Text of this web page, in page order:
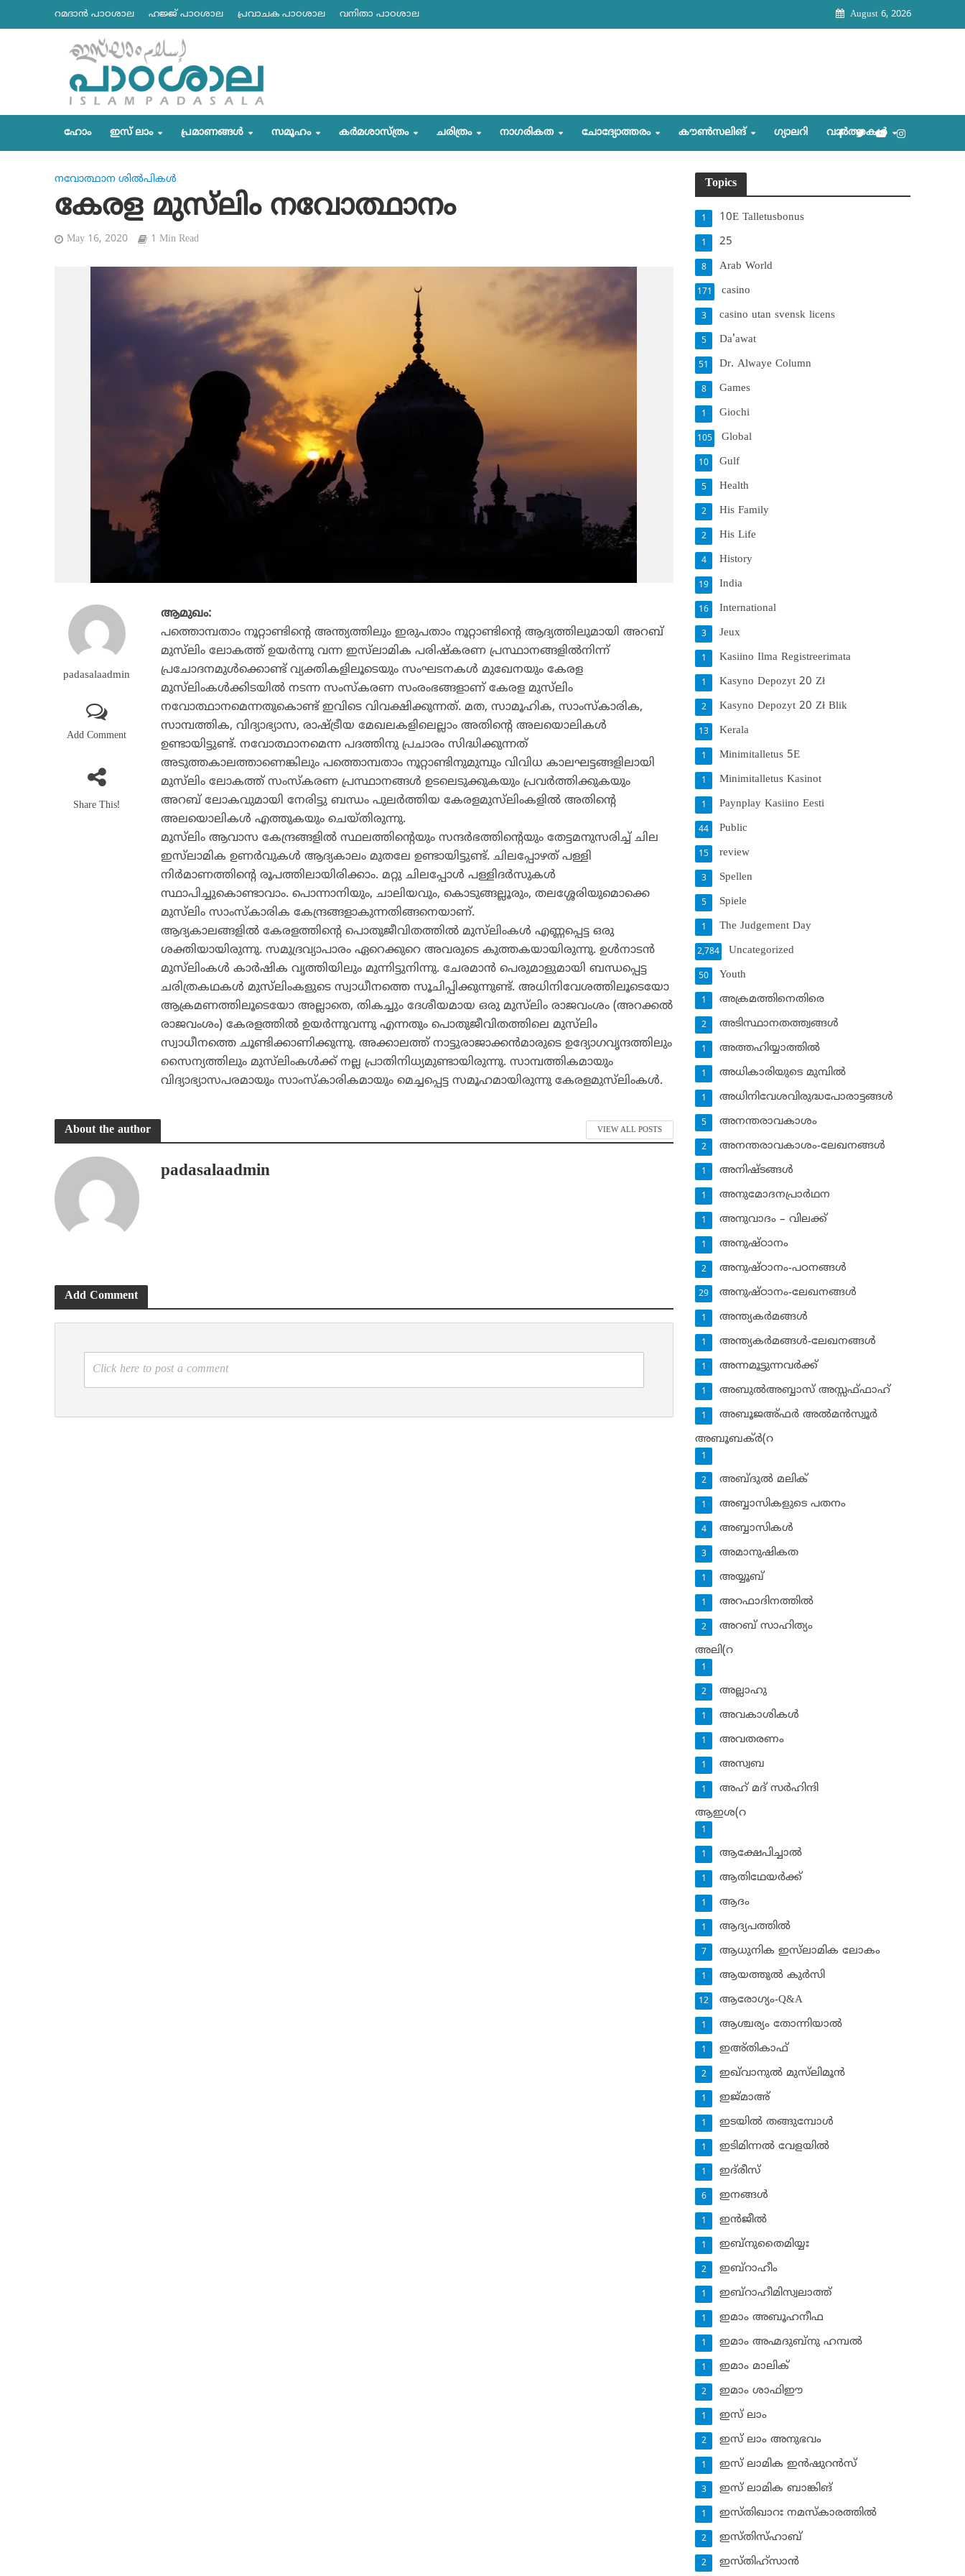
റമദാന്‍ പാഠശാല ഹജ്ജ് പാഠശാല പ്രവാചക പാഠശാല വനിതാ പാഠശാല August 6, 2026
ഹോം ഇസ് ലാം പ്രമാണങ്ങള്‍ സമൂഹം കര്‍മശാസ്ത്രം ചരിത്രം നാഗരികത ചോദ്യോത്തരം കൗണ്‍സലിങ്‌ ഗ്യാലറി വാര്‍ത്തകള്‍
നവോത്ഥാന ശില്‍പികള്‍
കേരള മുസ്‌ലിം നവോത്ഥാനം
May 16, 2020 1 Min Read
padasalaadmin
Add Comment
Share This!
ആമുഖം:
പത്തൊമ്പതാം നൂറ്റാണ്ടിന്റെ അന്ത്യത്തിലും ഇരുപതാം നൂറ്റാണ്ടിന്റെ ആദ്യത്തിലുമായി അറബ്
മുസ്‌ലിം ലോകത്ത് ഉയര്‍ന്നു വന്ന ഇസ്‌ലാമിക പരിഷ്‌കരണ പ്രസ്ഥാനങ്ങളില്‍നിന്ന്
പ്രചോദനമുള്‍ക്കൊണ്ട് വ്യക്തികളിലൂടെയും സംഘടനകള്‍ മുഖേനയും കേരള
മുസ്‌ലിംകള്‍ക്കിടയില്‍ നടന്ന സംസ്‌കരണ സംരംഭങ്ങളാണ് കേരള മുസ്‌ലിം
നവോത്ഥാനമെന്നതുകൊണ്ട് ഇവിടെ വിവക്ഷിക്കുന്നത്. മത, സാമൂഹിക, സാംസ്‌കാരിക,
സാമ്പത്തിക, വിദ്യാഭ്യാസ, രാഷ്ട്രീയ മേഖലകളിലെല്ലാം അതിന്റെ അലയൊലികള്‍
ഉണ്ടായിട്ടുണ്ട്. നവോത്ഥാനമെന്ന പദത്തിനു പ്രചാരം സിദ്ധിക്കുന്നത്
അടുത്തകാലത്താണെങ്കിലും പത്തൊമ്പതാം നൂറ്റാണ്ടിനുമുമ്പും വിവിധ കാലഘട്ടങ്ങളിലായി
മുസ്‌ലിം ലോകത്ത് സംസ്‌കരണ പ്രസ്ഥാനങ്ങള്‍ ഉടലെടുക്കുകയും പ്രവര്‍ത്തിക്കുകയും
അറബ് ലോകവുമായി നേരിട്ടു ബന്ധം പുലര്‍ത്തിയ കേരളമുസ്‌ലിംകളില്‍ അതിന്റെ
അലയൊലികള്‍ എത്തുകയും ചെയ്തിരുന്നു.
മുസ്‌ലിം ആവാസ കേന്ദ്രങ്ങളില്‍ സ്ഥലത്തിന്റെയും സന്ദര്‍ഭത്തിന്റെയും തേട്ടമനുസരിച്ച് ചില
ഇസ്‌ലാമിക ഉണര്‍വുകള്‍ ആദ്യകാലം മുതലേ ഉണ്ടായിട്ടുണ്ട്. ചിലപ്പോഴത് പള്ളി
നിര്‍മാണത്തിന്റെ രൂപത്തിലായിരിക്കാം. മറ്റു ചിലപ്പോള്‍ പള്ളിദര്‍സുകള്‍
സ്ഥാപിച്ചുകൊണ്ടാവാം. പൊന്നാനിയും, ചാലിയവും, കൊടുങ്ങല്ലൂരും, തലശ്ശേരിയുമൊക്കെ
മുസ്‌ലിം സാംസ്‌കാരിക കേന്ദ്രങ്ങളാകുന്നതിങ്ങനെയാണ്.
ആദ്യകാലങ്ങളില്‍ കേരളത്തിന്റെ പൊതുജീവിതത്തില്‍ മുസ്‌ലിംകള്‍ എണ്ണപ്പെട്ട ഒരു
ശക്തിയായിരുന്നു. സമുദ്രവ്യാപാരം ഏറെക്കുറെ അവരുടെ കുത്തകയായിരുന്നു. ഉള്‍നാടന്‍
മുസ്‌ലിംകള്‍ കാര്‍ഷിക വൃത്തിയിലും മുന്നിട്ടുനിന്നു. ചേരമാന്‍ പെരുമാളുമായി ബന്ധപ്പെട്ട
ചരിത്രകഥകള്‍ മുസ്‌ലിംകളുടെ സ്വാധീനത്തെ സൂചിപ്പിക്കുന്നുണ്ട്. അധിനിവേശത്തിലൂടെയോ
ആക്രമണത്തിലൂടെയോ അല്ലാതെ, തികച്ചും ദേശീയമായ ഒരു മുസ്‌ലിം രാജവംശം (അറക്കല്‍
രാജവംശം) കേരളത്തില്‍ ഉയര്‍ന്നുവന്നു എന്നതും പൊതുജീവിതത്തിലെ മുസ്‌ലിം
സ്വാധീനത്തെ ചൂണ്ടിക്കാണിക്കുന്നു. അക്കാലത്ത് നാട്ടുരാജാക്കന്‍മാരുടെ ഉദ്യോഗവൃന്ദത്തിലും
സൈന്യത്തിലും മുസ്‌ലിംകള്‍ക്ക് നല്ല പ്രാതിനിധ്യമുണ്ടായിരുന്നു. സാമ്പത്തികമായും
വിദ്യാഭ്യാസപരമായും സാംസ്‌കാരികമായും മെച്ചപ്പെട്ട സമൂഹമായിരുന്നു കേരളമുസ്‌ലിംകള്‍.
About the author VIEW ALL POSTS
padasalaadmin
Add Comment
Click here to post a comment
Topics
10E Talletusbonus
1
25
1
Arab World
8
casino
171
casino utan svensk licens
3
Da'awat
5
Dr. Alwaye Column
51
Games
8
Giochi
1
Global
105
Gulf
10
Health
5
His Family
2
His Life
2
History
4
India
19
International
16
Jeux
3
Kasiino Ilma Registreerimata
1
Kasyno Depozyt 20 Zł
1
Kasyno Depozyt 20 Zł Blik
2
Kerala
13
Minimitalletus 5E
1
Minimitalletus Kasinot
1
Paynplay Kasiino Eesti
1
Public
44
review
15
Spellen
3
Spiele
5
The Judgement Day
1
Uncategorized
2,784
Youth
50
അക്രമത്തിനെതിരെ
1
അടിസ്ഥാനതത്ത്വങ്ങള്‍
2
അത്തഹിയ്യാത്തില്‍
1
അധികാരിയുടെ മുമ്പില്‍
1
അധിനിവേശവിരുദ്ധപോരാട്ടങ്ങള്‍
1
അനന്തരാവകാശം
5
അനന്തരാവകാശം-ലേഖനങ്ങള്‍
2
അനിഷ്ടങ്ങള്‍
1
അനുമോദനപ്രാര്‍ഥന
1
അനുവാദം – വിലക്ക്‌
1
അനുഷ്ഠാനം
1
അനുഷ്ഠാനം-പഠനങ്ങള്‍
2
അനുഷ്ഠാനം-ലേഖനങ്ങള്‍
29
അന്ത്യകര്‍മങ്ങള്‍
1
അന്ത്യകര്‍മങ്ങള്‍-ലേഖനങ്ങള്‍
1
അന്നമൂട്ടുന്നവര്‍ക്ക്
1
അബുല്‍അബ്ബാസ് അസ്സഫ്ഫാഹ്‌
1
അബൂജഅ്ഫര്‍ അല്‍മന്‍സ്വൂര്‍
1
അബൂബക്ര്‍(റ
1
അബ്ദുല്‍ മലിക്‌
2
അബ്ബാസികളുടെ പതനം
1
അബ്ബാസികള്‍
4
അമാനുഷികത
3
അയ്യൂബ്‌
1
അറഫാദിനത്തില്‍
1
അറബ് സാഹിത്യം
2
അലി(റ
1
അല്ലാഹു
2
അവകാശികള്‍
1
അവതരണം
1
അസ്വബ
1
അഹ് മദ് സര്‍ഹിന്ദി
1
ആഇശ(റ
1
ആക്ഷേപിച്ചാല്‍
1
ആതിഥേയര്‍ക്ക്
1
ആദം
1
ആദ്യപത്തില്‍
1
ആധുനിക ഇസ്‌ലാമിക ലോകം
7
ആയത്തുല്‍ കുര്‍സി
1
ആരോഗ്യം-Q&A
12
ആശ്ചര്യം തോന്നിയാല്‍
1
ഇഅ്തികാഫ്‌
1
ഇഖ്‌വാനുല്‍ മുസ്‌ലിമൂന്‍
2
ഇജ്മാഅ്
1
ഇടയില്‍ തങ്ങുമ്പോള്‍
1
ഇടിമിന്നല്‍ വേളയില്‍
1
ഇദ്‌രീസ്‌
1
ഇനങ്ങള്‍
6
ഇന്‍ജീല്‍
1
ഇബ്‌നുതൈമിയ്യഃ
1
ഇബ്‌റാഹീം
2
ഇബ്‌റാഹീമിസ്വലാത്ത്
1
ഇമാം അബൂഹനീഫ
1
ഇമാം അഹ്മദുബ്‌നു ഹമ്പല്‍
1
ഇമാം മാലിക്
1
ഇമാം ശാഫിഈ
2
ഇസ് ലാം
1
ഇസ് ലാം അനുഭവം
2
ഇസ് ലാമിക ഇന്‍ഷുറന്‍സ്‌
1
ഇസ് ലാമിക ബാങ്കിങ്‌
3
ഇസ്തിഖാറഃ നമസ്‌കാരത്തില്‍
1
ഇസ്തിസ്ഹാബ്
2
ഇസ്തിഹ്‌സാന്‍
2